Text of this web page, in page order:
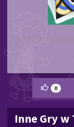
0
Inne Gry w